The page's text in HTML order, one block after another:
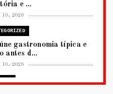
e ...
10, 2026
gastronomia típica e
antes d...
10, 2026